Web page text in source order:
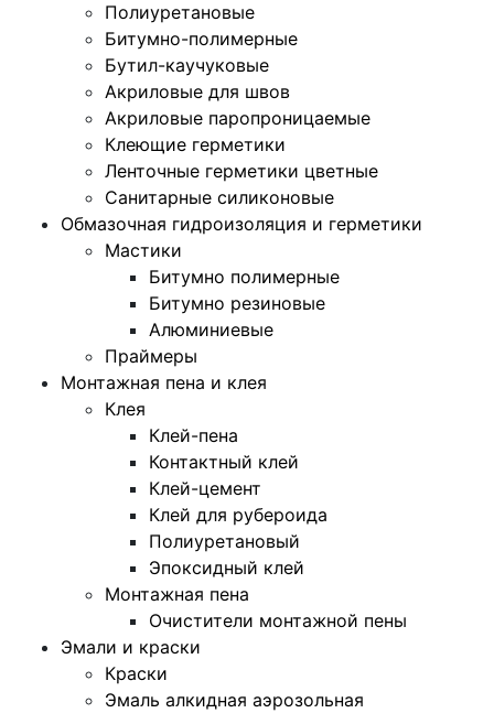
Полиуретановые
Битумно-полимерные
Бутил-каучуковые
Акриловые для швов
Акриловые паропроницаемые
Клеющие герметики
Ленточные герметики цветные
Санитарные силиконовые
Обмазочная гидроизоляция и герметики
Мастики
Битумно полимерные
Битумно резиновые
Алюминиевые
Праймеры
Монтажная пена и клея
Клея
Клей-пена
Контактный клей
Клей-цемент
Клей для рубероида
Полиуретановый
Эпоксидный клей
Монтажная пена
Очистители монтажной пены
Эмали и краски
Краски
Эмаль алкидная аэрозольная